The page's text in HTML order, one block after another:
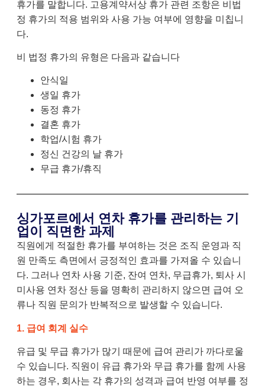
휴가를 말합니다. 고용계약서상 휴가 관련 조항은 비법
정 휴가의 적용 범위와 사용 가능 여부에 영향을 미칩니
다.
비 법정 휴가의 유형은 다음과 같습니다
안식일
생일 휴가
동정 휴가
결혼 휴가
학업/시험 휴가
정신 건강의 날 휴가
무급 휴가/휴직
싱가포르에서 연차 휴가를 관리하는 기
업이 직면한 과제
직원에게 적절한 휴가를 부여하는 것은 조직 운영과 직
원 만족도 측면에서 긍정적인 효과를 가져올 수 있습니
다. 그러나 연차 사용 기준, 잔여 연차, 무급휴가, 퇴사 시
미사용 연차 정산 등을 명확히 관리하지 않으면 급여 오
류나 직원 문의가 반복적으로 발생할 수 있습니다.
1. 급여 회계 실수
유급 및 무급 휴가가 많기 때문에 급여 관리가 까다로울
수 있습니다. 직원이 유급 휴가와 무급 휴가를 함께 사용
하는 경우, 회사는 각 휴가의 성격과 급여 반영 여부를 정